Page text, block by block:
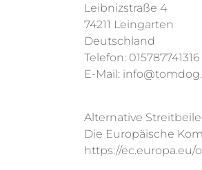
Leibnizstraße 4
74211 Leingarten
Deutschland
Telefon: 015787741316
E-Mail:
Alternative
Die Europäische
https://ec.europa.eu/